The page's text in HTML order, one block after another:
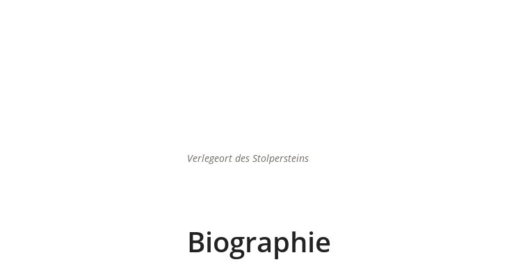
Verlegeort des Stolpersteins
Biographie